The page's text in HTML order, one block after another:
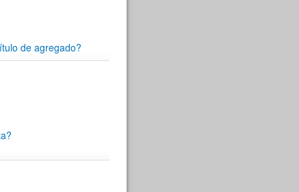
de agregado?